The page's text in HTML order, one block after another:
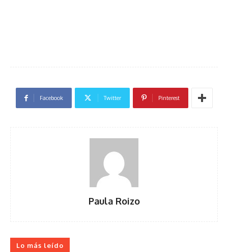
Facebook Twitter Pinterest
Paula Roizo
Lo más leído